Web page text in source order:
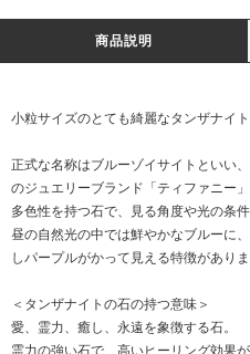
商品説明
小粒サイズのとても綺麗なタンザナイト
正式な名称はブルーゾイサイトといい
のジュエリーブランド「ティファニー
多色性を持つ石で、見る角度や光の条
昼の自然光の中では鮮やかなブルーに
しパープルがかって見える特徴がありま
＜タンザナイトの石の持つ意味＞
愛、霊力、癒し、永遠を象徴する石。
霊力の強い石で、高いヒーリング効果が